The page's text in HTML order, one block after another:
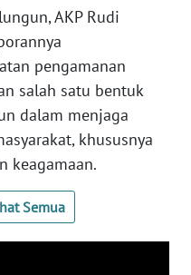
AKP Rudi
pengamanan
salah satu bentuk
dalam menjaga
khususnya
keagamaan.
Semua